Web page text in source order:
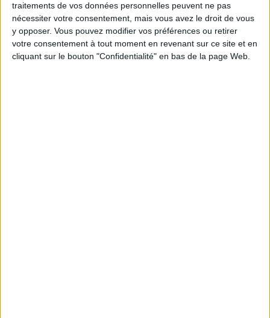
traitements de vos données personnelles peuvent ne pas
nécessiter votre consentement, mais vous avez le droit de vous
y opposer. Vous pouvez modifier vos préférences ou retirer
votre consentement à tout moment en revenant sur ce site et en
cliquant sur le bouton "Confidentialité" en bas de la page Web.